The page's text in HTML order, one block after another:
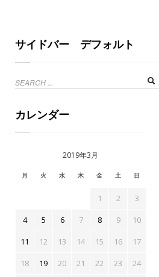
サイドバー デフォルト
カレンダー
2019年3月
月 火 水 木 金 土 日
1 2
3
4
5 6 7 8 9
10
11
12 13 14 15 16
17
18
19 20 21 22 23
24